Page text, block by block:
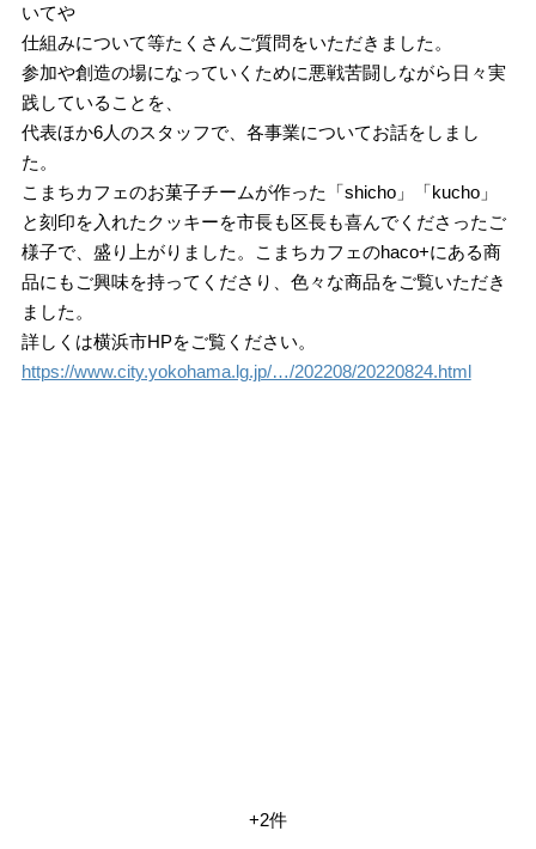
いてや
仕組みについて等たくさんご質問をいただきました。
参加や創造の場になっていくために悪戦苦闘しながら日々実
践していることを、
代表ほか6人のスタッフで、各事業についてお話をしまし
た。
こまちカフェのお菓子チームが作った「shicho」「kucho」
と刻印を入れたクッキーを市長も区長も喜んでくださったご
様子で、盛り上がりました。こまちカフェのhaco+にある商
品にもご興味を持ってくださり、色々な商品をご覧いただき
ました。
詳しくは横浜市HPをご覧ください。
https://www.city.yokohama.lg.jp/…/202208/20220824.html
+2件